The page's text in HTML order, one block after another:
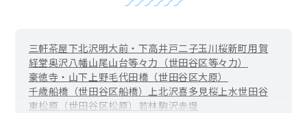
三軒茶屋下北沢明大前・下高井戸二子玉川桜新町用賀
経堂奥沢 八幡山尾山台等々力（世田谷区等々力）
豪徳寺・山下 上野毛代田橋（世田谷区大原）
千歳船橋（世田谷区船橋）
上北沢喜多見桜上水世田谷
東松原（世田谷区松原） 若林駒沢赤堤